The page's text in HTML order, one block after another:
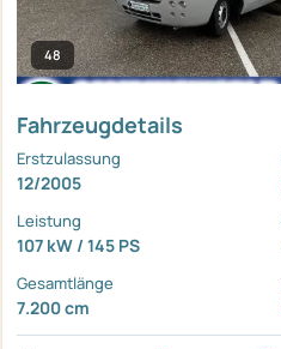
48
Fahrzeugdetails
Erstzulassung
12/2005
Leistung
107 kW / 145 PS
Gesamtlänge
7.200 cm